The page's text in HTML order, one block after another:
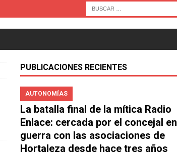
PUBLICACIONES RECIENTES
AUTONOMÍAS
La batalla final de la mítica Radio
Enlace: cercada por el concejal en
guerra con las asociaciones de
Hortaleza desde hace tres años